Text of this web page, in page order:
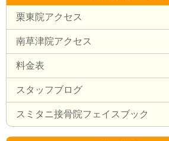
栗東院アクセス
南草津院アクセス
料金表
スタッフブログ
スミタニ接骨院フェイスブック